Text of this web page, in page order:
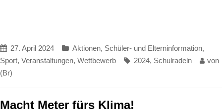
27. April 2024 Aktionen, Schüler- und Elterninformation,
Sport, Veranstaltungen, Wettbewerb 2024, Schulradeln
von
(Br)
Macht Meter fürs Klima!